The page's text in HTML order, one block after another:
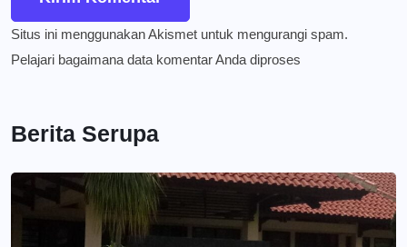
Situs ini menggunakan Akismet untuk mengurangi spam.
Pelajari bagaimana data komentar Anda diproses
Berita Serupa